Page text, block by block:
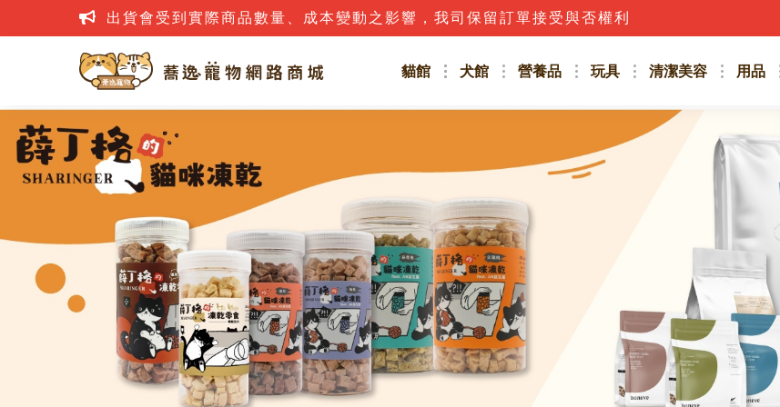
網路詐騙案件層出不窮，若接到疑似詐騙電話，應立即撥打165防詐騙專線或詢問客服人員唷!!
貓館 犬館 營養品 玩具 清潔美容 用品